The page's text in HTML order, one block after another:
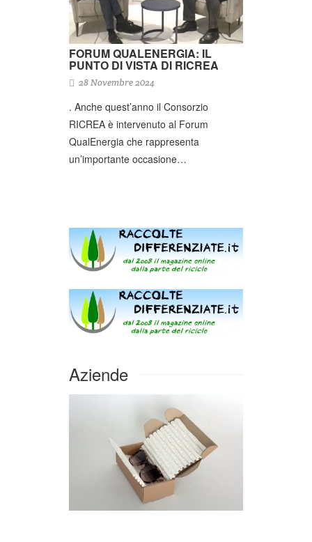
FORUM QUALENERGIA: IL
PUNTO DI VISTA DI RICREA
28 Novembre 2024
. Anche quest’anno il Consorzio
RICREA è intervenuto al Forum
QualEnergia che rappresenta
un’importante occasione…
Aziende